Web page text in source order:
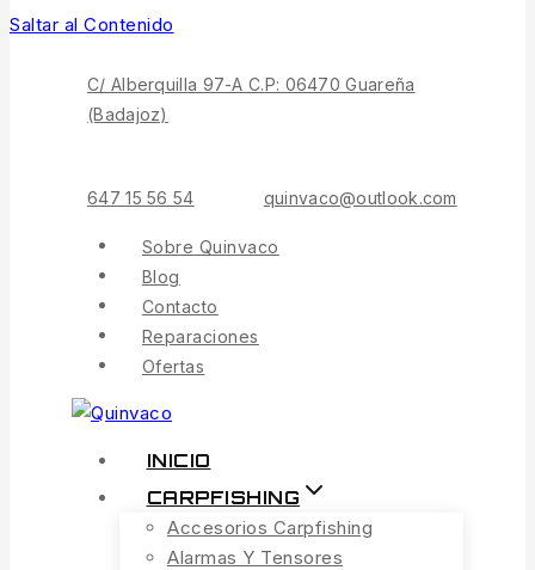
Saltar al Contenido
C/ Alberquilla 97-A C.P: 06470 Guareña
(Badajoz)
647 15 56 54 quinvaco@outlook.com
Sobre Quinvaco
Blog
Contacto
Reparaciones
Ofertas
INICIO
CARPFISHING
Accesorios Carpfishing
Alarmas Y Tensores